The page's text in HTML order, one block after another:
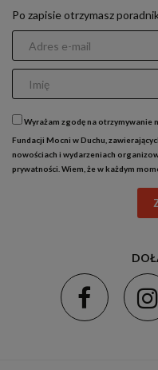
Po zapisie otrzymasz
Wyrażam zgodę na otrzymywanie
Fundacji Mocni w Duchu,
nowościach i wydarzeniach
prywatności . Wiem, że w każdym